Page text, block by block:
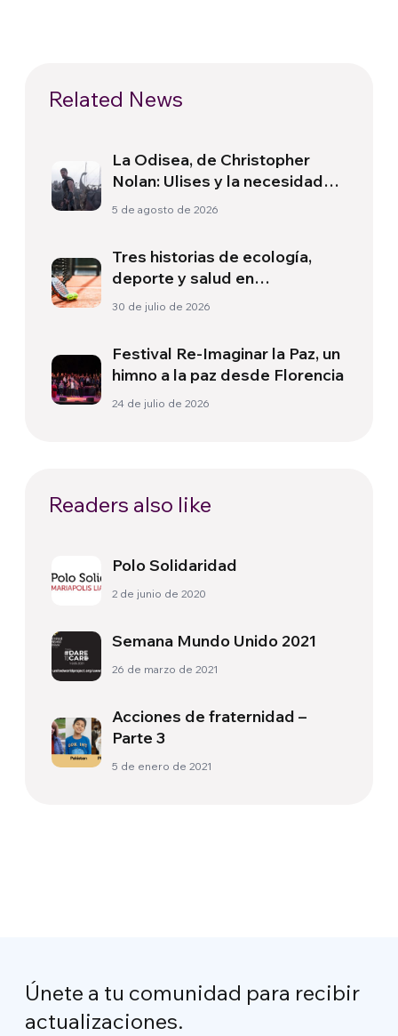
Related News
La Odisea, de Christopher
Nolan: Ulises y la necesidad
de un nuevo amanecer
5 de agosto de 2026
Tres historias de ecología,
deporte y salud en
Sudamérica
30 de julio de 2026
Festival Re-Imaginar la Paz, un
himno a la paz desde Florencia
24 de julio de 2026
Readers also like
Polo Solidaridad
2 de junio de 2020
Semana Mundo Unido 2021
26 de marzo de 2021
Acciones de fraternidad –
Parte 3
5 de enero de 2021
Únete a tu comunidad para recibir
actualizaciones.